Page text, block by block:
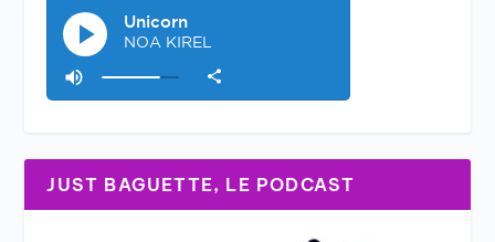
JUST BAGUETTE, LE PODCAST